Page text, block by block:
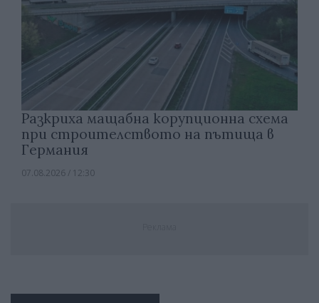
Разкриха мащабна корупционна схема
при строителството на пътища в
Германия
07.08.2026 / 12:30